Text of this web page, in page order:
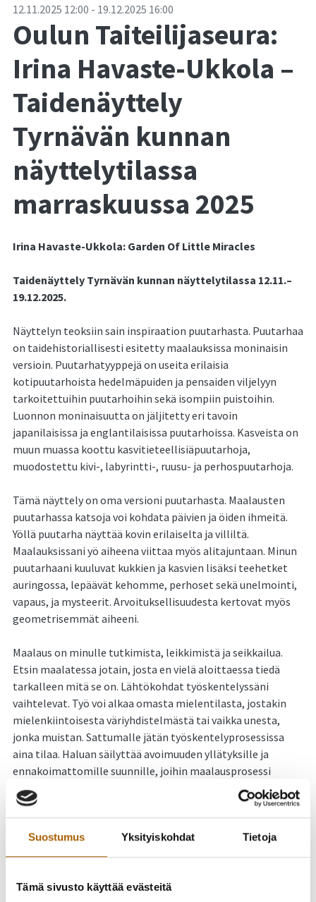
Suostumus Yksityiskohdat Tietoja
Tämä sivusto käyttää evästeitä
-12.11.2025 12:00 - 19.12.2025 16:00
Oulun Taiteilijaseura:
Irina Havaste-Ukkola –
Taidenäyttely
Tyrnävän kunnan
näyttelytilassa
marraskuussa 2025
Irina Havaste-Ukkola: Garden Of Little Miracles
Taidenäyttely Tyrnävän kunnan näyttelytilassa 12.11.–
19.12.2025.
Näyttelyn teoksiin sain inspiraation puutarhasta. Puutarhaa
on taidehistoriallisesti esitetty maalauksissa moninaisin
versioin. Puutarhatyyppejä on useita erilaisia
kotipuutarhoista hedelmäpuiden ja pensaiden viljelyyn
tarkoitettuihin puutarhoihin sekä isompiin puistoihin.
Luonnon moninaisuutta on jäljitetty eri tavoin
japanilaisissa ja englantilaisissa puutarhoissa. Kasveista on
muun muassa koottu kasvitieteellisiäpuutarhoja,
muodostettu kivi-, labyrintti-, ruusu- ja perhospuutarhoja.
Tämä näyttely on oma versioni puutarhasta. Maalausten
puutarhassa katsoja voi kohdata päivien ja öiden ihmeitä.
Yöllä puutarha näyttää kovin erilaiselta ja villiltä.
Maalauksissani yö aiheena viittaa myös alitajuntaan. Minun
puutarhaani kuuluvat kukkien ja kasvien lisäksi teehetket
auringossa, lepäävät kehomme, perhoset sekä unelmointi,
vapaus, ja mysteerit. Arvoituksellisuudesta kertovat myös
geometrisemmät aiheeni.
Maalaus on minulle tutkimista, leikkimistä ja seikkailua.
Etsin maalatessa jotain, josta en vielä aloittaessa tiedä
tarkalleen mitä se on. Lähtökohdat työskentelyssäni
vaihtelevat. Työ voi alkaa omasta mielentilasta, jostakin
mielenkiintoisesta väriyhdistelmästä tai vaikka unesta,
jonka muistan. Sattumalle jätän työskentelyprosessissa
aina tilaa. Haluan säilyttää avoimuuden yllätyksille ja
ennakoimattomille suunnille, joihin maalausprosessi
kuljettaa. Tavoitteenani on löytää harmoniaa ja kauneutta
kaaoksen keskeltä.
Irina Havaste-Ukkola(s. 1975 Helsinki) on oululainen
taidemaalari, joka on valmistunut Vapaasta Taidekoulusta
yliopistosta 2018. Havaste-Ukkola on osallistunut useisiin